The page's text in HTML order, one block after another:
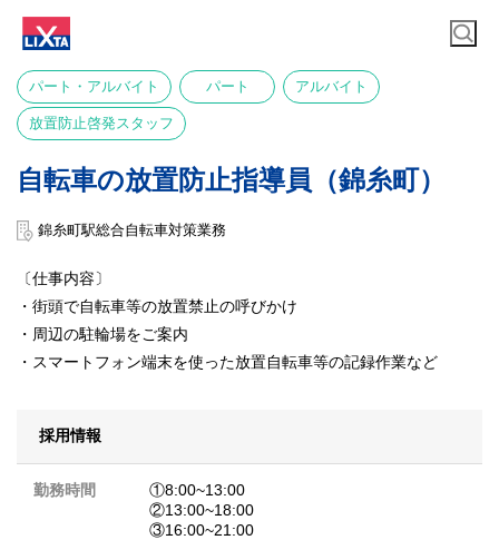
パート・アルバイト パート アルバイト
放置防止啓発スタッフ
自転車の放置防止指導員（錦糸町）
錦糸町駅総合自転車対策業務
〔仕事内容〕
・街頭で自転車等の放置禁止の呼びかけ
・周辺の駐輪場をご案内
・スマートフォン端末を使った放置自転車等の記録作業など
採用情報
勤務時間
①8:00~13:00
②13:00~18:00
③16:00~21:00